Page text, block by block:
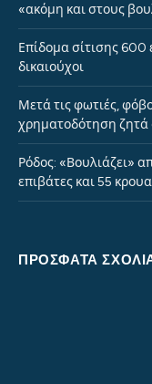
«ακόμη και στους
Επίδομα σίτισης 600
δικαιούχοι
Μετά τις φωτιές,
χρηματοδότηση
Ρόδος: «Βουλιάζει»
επιβάτες και 55
ΠΡΌΣΦΑΤΑ